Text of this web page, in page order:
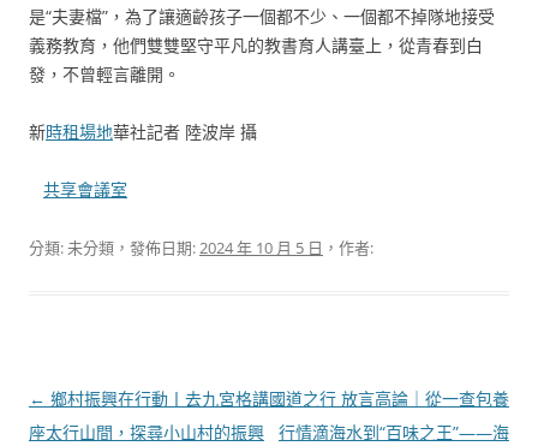
是“夫妻檔”，為了讓適齡孩子一個都不少、一個都不掉隊地接受
義務教育，他們雙雙堅守平凡的教書育人講臺上，從青春到白
發，不曾輕言離開。
新時租場地華社記者 陸波岸 攝
共享會議室
分類: 未分類，發佈日期:2024 年 10 月 5 日 ，作者:
文
章
← 鄉村振興在行動丨去九宮格講
座太行山間，探尋小山村的振興
國道之行 放言高論｜從一查包養
行情滴海水到“百味之王”——海